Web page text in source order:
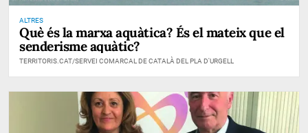
ALTRES
Què és la marxa aquàtica? És el mateix que el
senderisme aquàtic?
TERRITORIS.CAT/SERVEI COMARCAL DE CATALÀ DEL PLA D'URGELL